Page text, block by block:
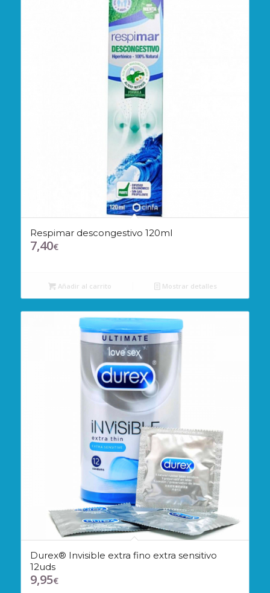
Respimar descongestivo 120ml
7,40€
Añadir al carrito Mostrar detalles
Durex® Invisible extra fino extra sensitivo
12uds
9,95€